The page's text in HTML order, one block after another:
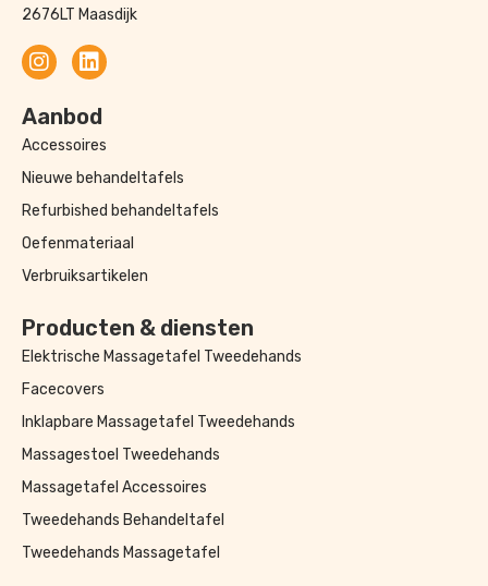
2676LT Maasdijk
Aanbod
Accessoires
Nieuwe behandeltafels
Refurbished behandeltafels
Oefenmateriaal
Verbruiksartikelen
Producten & diensten
Elektrische Massagetafel Tweedehands
Facecovers
Inklapbare Massagetafel Tweedehands
Massagestoel Tweedehands
Massagetafel Accessoires
Tweedehands Behandeltafel
Tweedehands Massagetafel